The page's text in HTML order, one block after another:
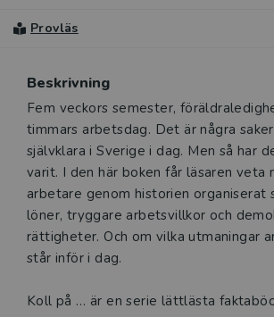
Provläs
Beskrivning
Beskrivning
Fem veckors semester,
timmars arbetsdag. Det är några
självklara i Sverige i dag. Men så har
varit. I den här boken får läsaren veta
arbetare genom historien organiserat
löner, tryggare arbetsvillkor och
rättigheter. Och om vilka utmaningar
står inför i dag.
Koll på … är en serie lättlästa